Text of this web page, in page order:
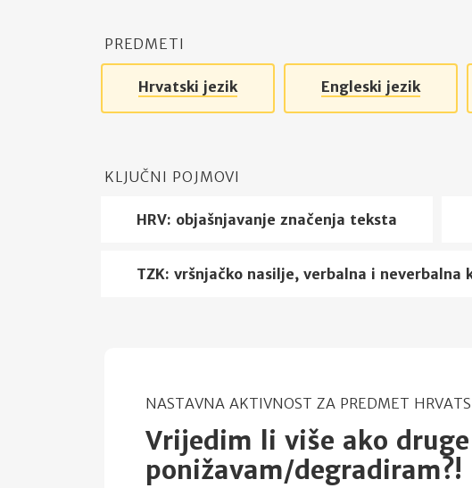
PREDMETI
Hrvatski jezik Engleski jezik
KLJUČNI POJMOVI
HRV: objašnjavanje značenja teksta
TZK: vršnjačko nasilje, verbalna i neverbalna
NASTAVNA AKTIVNOST ZA PREDMET
Vrijedim li više ako druge
ponižavam/degradiram?!